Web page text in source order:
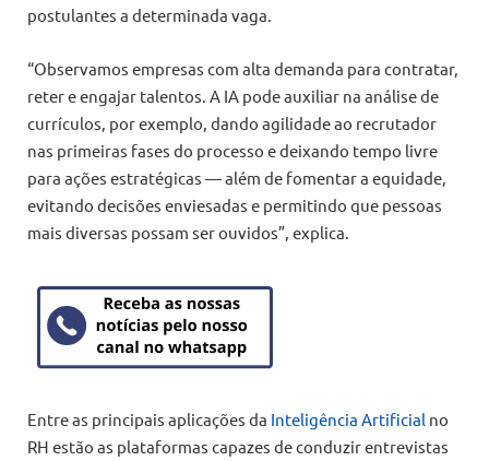
postulantes a determinada vaga.
“Observamos empresas com alta demanda para contratar,
reter e engajar talentos. A IA pode auxiliar na análise de
currículos, por exemplo, dando agilidade ao recrutador
nas primeiras fases do processo e deixando tempo livre
para ações estratégicas — além de fomentar a equidade,
evitando decisões enviesadas e permitindo que pessoas
mais diversas possam ser ouvidos”, explica.
Entre as principais aplicações da Inteligência Artificial no
RH estão as plataformas capazes de conduzir entrevistas